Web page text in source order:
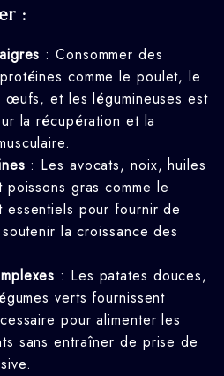
:
: Consommer des
comme le poulet, le
œufs, et les légumineuses est
la récupération et la
: Les avocats, noix, huiles
gras comme le
essentiels pour fournir de
la croissance des
: Les patates douces,
verts fournissent
pour alimenter les
sans entraîner de prise de